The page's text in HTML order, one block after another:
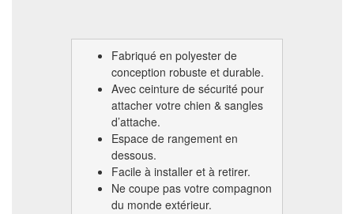
Fabriqué en polyester de
conception robuste et durable.
Avec ceinture de sécurité pour
attacher votre chien & sangles
d’attache.
Espace de rangement en
dessous.
Facile à installer et à retirer.
Ne coupe pas votre compagnon
du monde extérieur.